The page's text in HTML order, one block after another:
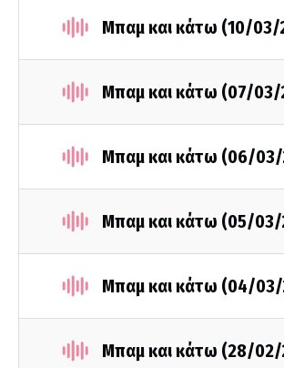
Μπαμ και κάτω (10/03/
Μπαμ και κάτω (07/03/
Μπαμ και κάτω (06/
Μπαμ και κάτω (05/03/
Μπαμ και κάτω (04/
Μπαμ και κάτω (28/02/